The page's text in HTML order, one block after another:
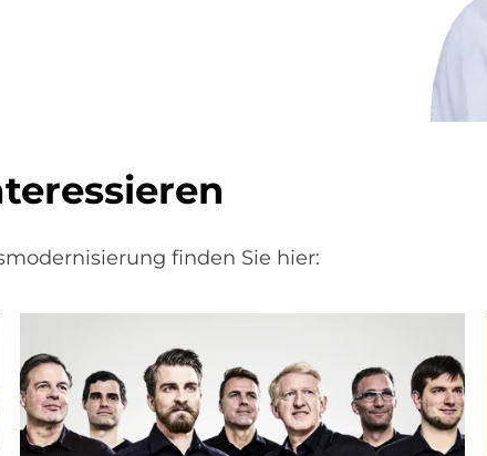
finden Sie hier: